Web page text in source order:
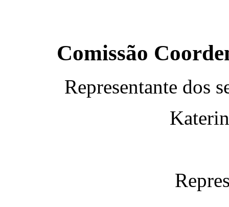
Comissão
Representante dos